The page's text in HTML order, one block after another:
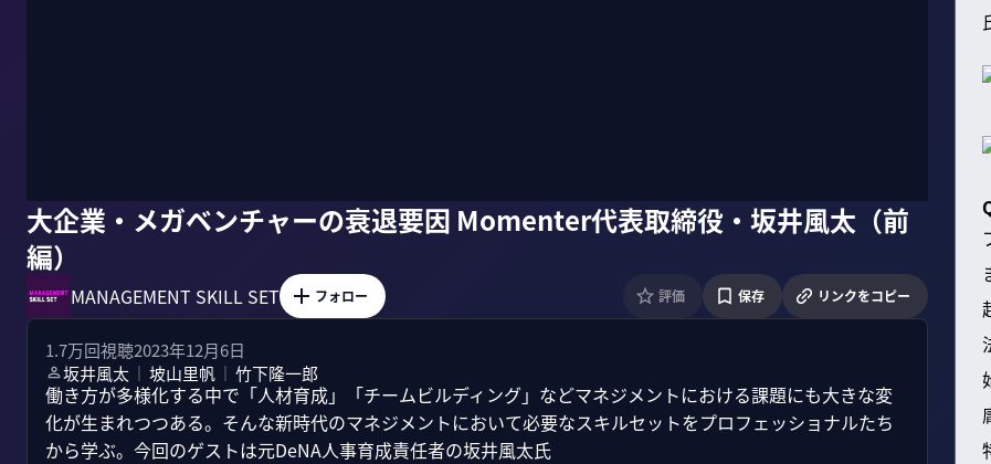
大企業・メガベンチャーの衰退要因 Momenter代表取締役・坂井風太（前
編）
MANAGEMENT SKILL SET フォロー 評価 保存 リンクをコピー
1.7万回視聴2023年12月6日
坂井風太 ｜ 坡山里帆 ｜ 竹下隆一郎
働き方が多様化する中で「人材育成」「チームビルディング」などマネジメントにおける課題にも大きな変
化が生まれつつある。そんな新時代のマネジメントにおいて必要なスキルセットをプロフェッショナルたち
から学ぶ。今回のゲストは元DeNA人事育成責任者の坂井風太氏